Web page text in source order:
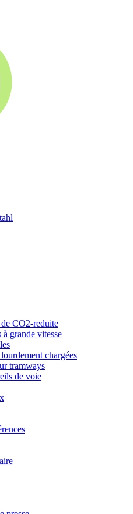
CO2-reduite
grande vitesse
chargées
tramways
de voie